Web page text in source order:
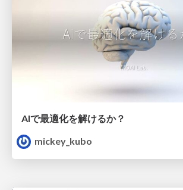
AIで最適化を解けるか？
mickey_kubo